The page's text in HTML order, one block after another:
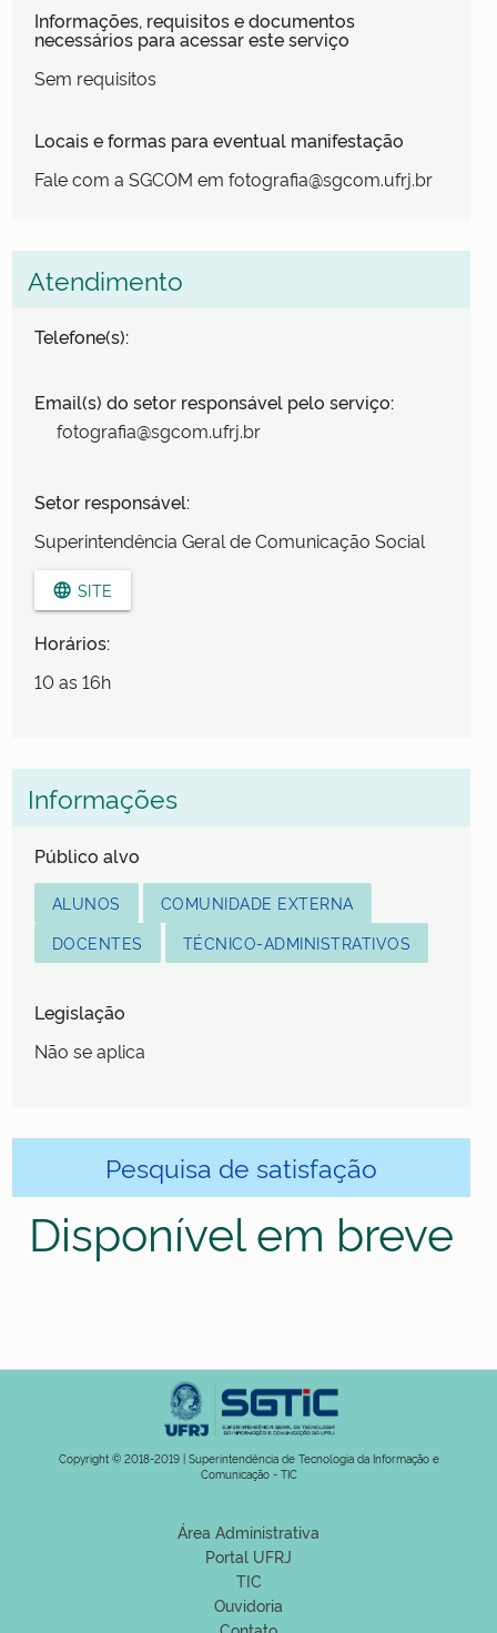
Informações, requisitos e documentos
necessários para acessar este serviço
Sem requisitos
Locais e formas para eventual manifestação
Fale com a SGCOM em fotografia@sgcom.ufrj.br
Atendimento
Telefone(s):
Email(s) do setor responsável pelo serviço:
fotografia@sgcom.ufrj.br
Setor responsável:
Superintendência Geral de Comunicação Social
language SITE
Horários:
10 as 16h
Informações
Público alvo
ALUNOS
COMUNIDADE EXTERNA
DOCENTES
TÉCNICO-ADMINISTRATIVOS
Legislação
Não se aplica
Pesquisa de satisfação
Disponível em breve
Copyright © 2018-2019 | Superintendência de Tecnologia da Informação e
Comunicação - TIC
Área Administrativa
Portal UFRJ
TIC
Ouvidoria